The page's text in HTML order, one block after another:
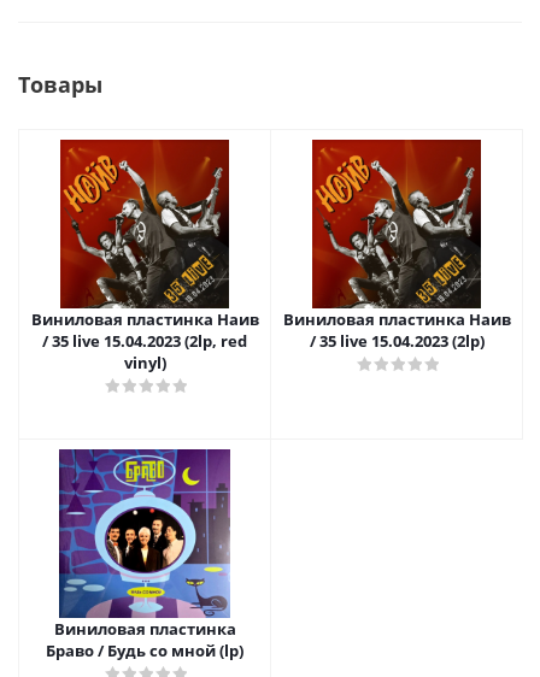
Товары
Виниловая пластинка Наив
/ 35 live 15.04.2023 (2lp, red
vinyl)
Виниловая пластинка Наив
/ 35 live 15.04.2023 (2lp)
Виниловая пластинка
Браво / Будь со мной (lp)